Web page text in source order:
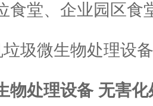
食堂、企业园区食
物处理设备 无害化